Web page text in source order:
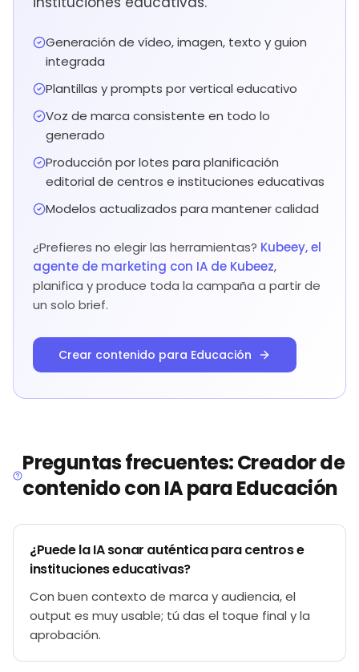
Generación de vídeo, imagen, texto y guion
integrada
Plantillas y prompts por vertical educativo
Voz de marca consistente en todo lo
generado
Producción por lotes para planificación
editorial de centros e instituciones educativas
Modelos actualizados para mantener calidad
¿Prefieres no elegir las herramientas? Kubeey, el
agente de marketing con IA de Kubeez,
planifica y produce toda la campaña a partir de
un solo brief.
Crear contenido para Educación
Preguntas frecuentes: Creador de
contenido con IA para Educación
¿Puede la IA sonar auténtica para centros e
instituciones educativas?
Con buen contexto de marca y audiencia, el
output es muy usable; tú das el toque final y la
aprobación.